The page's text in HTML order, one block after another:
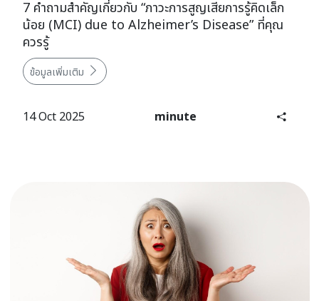
7 คำถามสำคัญเกี่ยวกับ “ภาวะการสูญเสียการรู้คิดเล็ก
น้อย (MCI) due to Alzheimer’s Disease” ที่คุณ
ควรรู้
ข้อมูลเพิ่มเติม
14 Oct 2025 minute